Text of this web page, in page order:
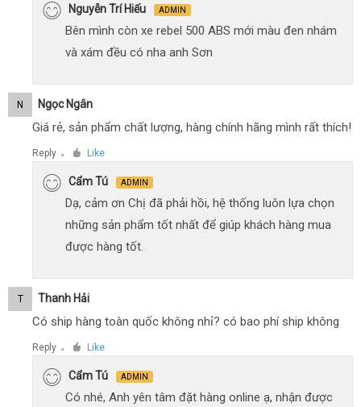
Nguyễn Trí Hiếu ADMIN
Bên mình còn xe rebel 500 ABS mới màu đen nhám
và xám đều có nha anh Sơn
N Ngọc Ngân
Giá rẻ, sản phẩm chất lượng, hàng chính hãng mình rất thích!
Reply ● Like
Cẩm Tú ADMIN
Dạ, cảm ơn Chị đã phải hồi, hệ thống luôn lựa chọn
những sản phẩm tốt nhất để giúp khách hàng mua
được hàng tốt.
T Thanh Hải
Có ship hàng toàn quốc không nhỉ? có bao phí ship không
Reply ● Like
Cẩm Tú ADMIN
Có nhé, Anh yên tâm đặt hàng online ạ, nhận được